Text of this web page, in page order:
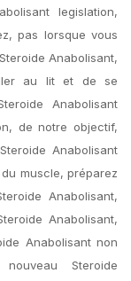
legislation,
pas lorsque vous
Anabolisant,
au lit et de se
Anabolisant
de notre objectif,
Anabolisant
muscle, préparez
Anabolisant,
Anabolisant,
Anabolisant non
Steroide